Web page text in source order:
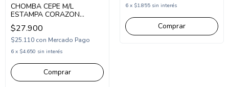
CHOMBA CEPE M/L
ESTAMPA CORAZON
(CP265217)
$27.900
$25.110 con Mercado Pago
6 x $4.650 sin interés
Comprar
6 x $1.855 sin interés
Comprar